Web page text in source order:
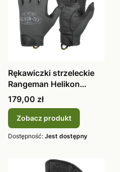
Rękawiczki strzeleckie
Rangeman Helikon
Shadow Grey / black
Cena
179,00 zł
Zobacz produkt
Dostępność: Jest dostępny